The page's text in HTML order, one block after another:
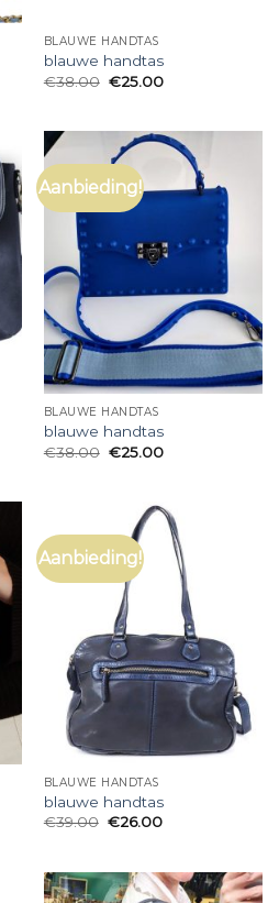
BLAUWE HANDTAS
blauwe handtas
€38.00 €25.00
Aanbieding!
BLAUWE HANDTAS
blauwe handtas
€38.00 €25.00
Aanbieding!
BLAUWE HANDTAS
blauwe handtas
€39.00 €26.00